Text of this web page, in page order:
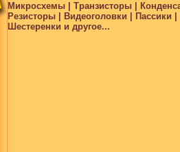
Микросхемы | Транзисторы |
Резисторы | Видеоголовки |
Шестеренки и другое...